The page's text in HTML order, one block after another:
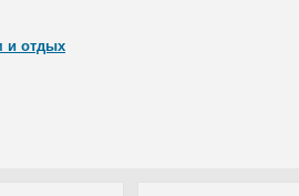
и отдых